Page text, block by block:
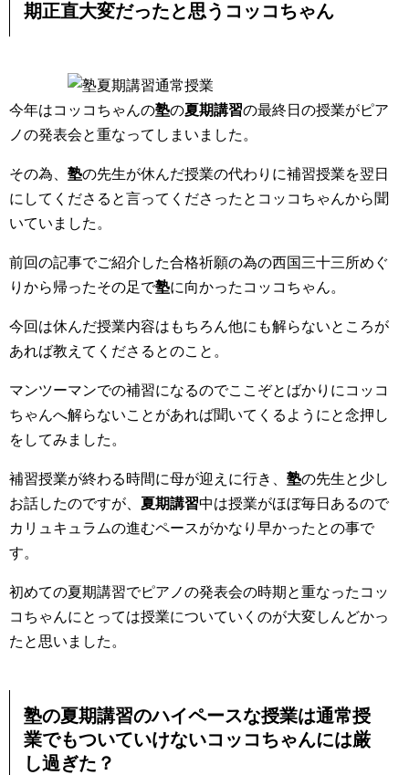
期正直大変だったと思うコッコちゃん
今年はコッコちゃんの塾の夏期講習の最終日の授業がピア
ノの発表会と重なってしまいました。
その為、 塾の先生が休んだ授業の代わりに補習授業を翌日
にしてくださると言ってくださったと コッコちゃんから聞
いていました。
前回の記事でご紹介した合格祈願の為の西国三十三所めぐ
りから帰ったその足で塾に向かったコッコちゃん。
今回は休んだ授業内容はもちろん他にも解らないところが
あれば教 えてくださるとのこと。
マンツーマンでの補習になるのでここぞとばかりにコッコ
ちゃんへ解らないことがあれば聞いてくるようにと念押し
をしてみました。
補習授業が終わる時間に母が迎えに行き、 塾の先生と少し
お話したのですが、 夏期講習中は授業がほぼ毎日あるので
カリュキュラムの進むペースがかなり早かったとの事で
す。
初めての夏期講習でピアノの発表会の時期と重なったコッ
コちゃんにとっては授業についていくのが大変しんどかっ
たと 思いました。
塾の夏期講習のハイペースな授業は通常授
業でもついていけないコッコちゃんには厳
し過ぎた？